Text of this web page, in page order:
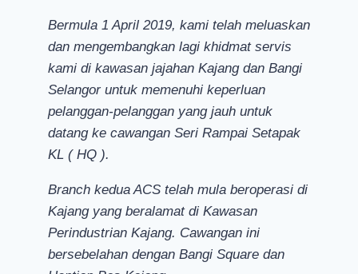
Bermula 1 April 2019, kami telah meluaskan
dan mengembangkan lagi khidmat servis
kami di kawasan jajahan Kajang dan Bangi
Selangor untuk memenuhi keperluan
pelanggan-pelanggan yang jauh untuk
datang ke cawangan Seri Rampai Setapak
KL ( HQ ).
Branch kedua ACS telah mula beroperasi di
Kajang yang beralamat di Kawasan
Perindustrian Kajang. Cawangan ini
bersebelahan dengan Bangi Square dan